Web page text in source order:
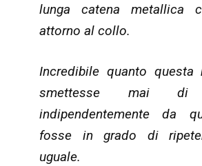
lunga catena metallica
attorno al collo.
Incredibile quanto questa
smettesse mai di
indipendentemente da
fosse in grado di
uguale.